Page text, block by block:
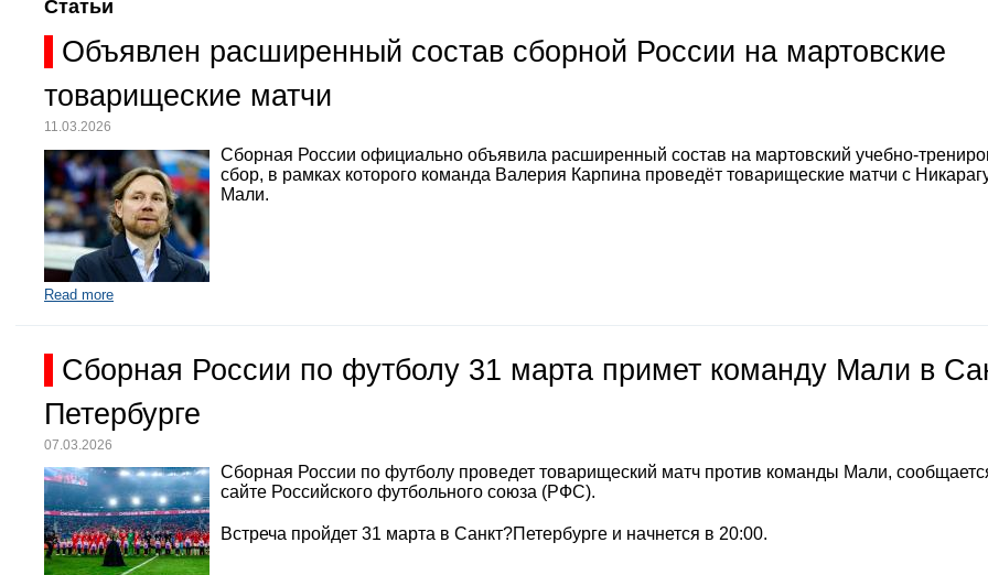
Статьи
Объявлен расширенный состав сборной России на мартовские
товарищеские матчи
11.03.2026
Сборная России официально объявила расширенный состав на мартовский учебно-
сбор, в рамках которого команда Валерия Карпина проведёт товарищеские матчи с
Мали.
Read more
Сборная России по футболу 31 марта примет команду Мали в
Петербурге
07.03.2026
Сборная России по футболу проведет товарищеский матч против команды Мали,
сайте Российского футбольного союза (РФС).
Встреча пройдет 31 марта в Санкт?Петербурге и начнется в 20:00.